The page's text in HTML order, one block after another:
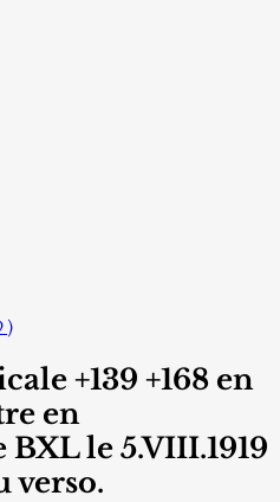
)
+139 +168 en
en
le 5.VIII.1919
verso.